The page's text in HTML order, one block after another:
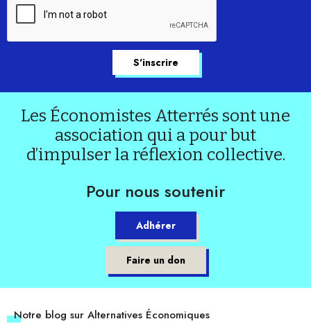
Les Économistes Atterrés sont une
association qui a pour but
d’impulser la réflexion collective.
Pour nous soutenir
Adhérer
Faire un don
Notre blog sur Alternatives Économiques